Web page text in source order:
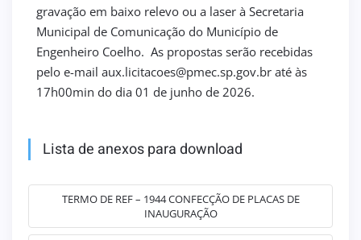
gravação em baixo relevo ou a laser à Secretaria
Municipal de Comunicação do Município de
Engenheiro Coelho. As propostas serão recebidas
pelo e-mail aux.licitacoes@pmec.sp.gov.br até às
17h00min do dia 01 de junho de 2026.
Lista de anexos para download
TERMO DE REF – 1944 CONFECÇÃO DE PLACAS DE
INAUGURAÇÃO